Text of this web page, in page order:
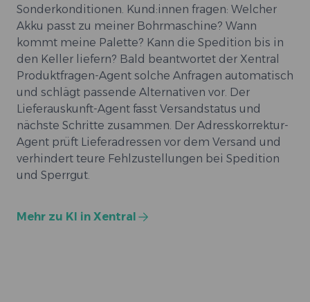
Sonderkonditionen. Kund:innen fragen: Welcher
Akku passt zu meiner Bohrmaschine? Wann
kommt meine Palette? Kann die Spedition bis in
den Keller liefern? Bald beantwortet der Xentral
Produktfragen-Agent solche Anfragen automatisch
und schlägt passende Alternativen vor. Der
Lieferauskunft-Agent fasst Versandstatus und
nächste Schritte zusammen. Der Adresskorrektur-
Agent prüft Lieferadressen vor dem Versand und
verhindert teure Fehlzustellungen bei Spedition
und Sperrgut.
Mehr zu KI in Xentral